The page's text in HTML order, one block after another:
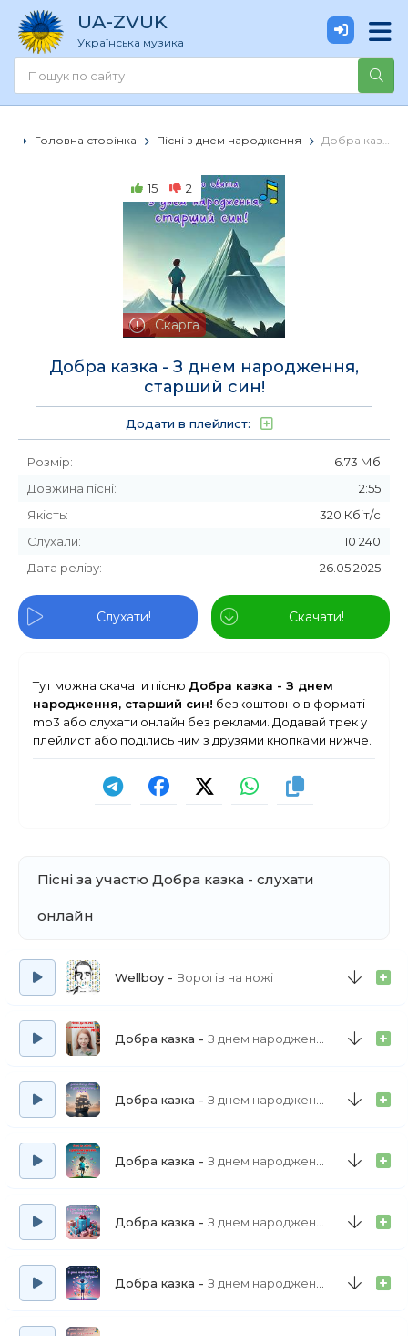
UA-ZVUK
Українська музика
Головна сторінка Пісні з днем народження Добра казка - З днем народження, старший син!
15 2
Скарга
Добра казка - З днем народження,
старший син!
Додати в плейлист:
Розмір:
6.73 Мб
Довжина пісні:
2:55
Якість:
320 Кбіт/с
Слухали:
10 240
Дата релізу:
26.05.2025
Слухати! Скачати!
Тут можна скачати пісню Добра казка - З днем
народження, старший син! безкоштовно в форматі
mp3 або слухати онлайн без реклами. Додавай трек у
плейлист або поділись ним з друзями кнопками нижче.
Пісні за участю Добра казка - слухати
онлайн
Wellboy Ворогів на ножі
Добра казка З днем народження мене
Добра казка З днем народження, Мирон!
Добра казка З днем народження, Артем!
Добра казка З днем народження, Сонечко моє!
Добра казка З днем народження, Льовушка!